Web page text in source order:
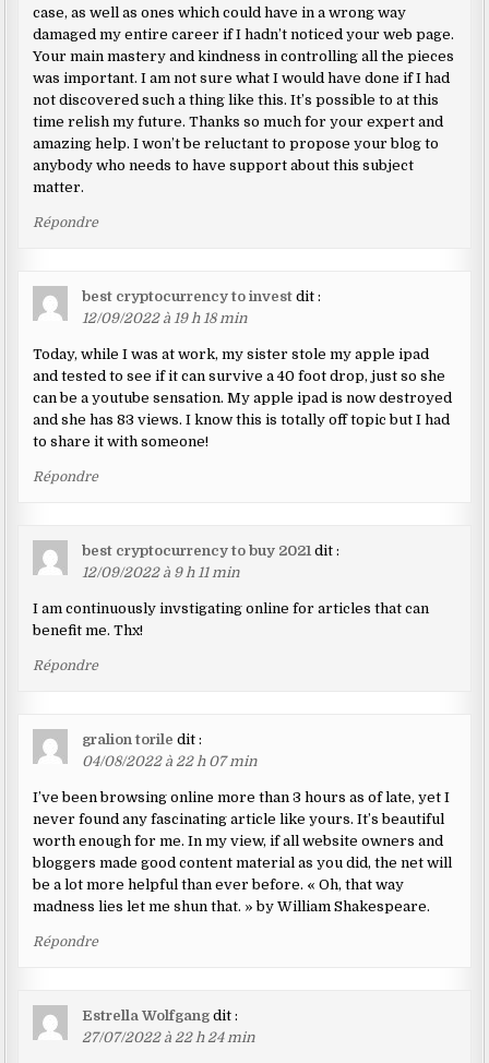
case, as well as ones which could have in a wrong way
damaged my entire career if I hadn’t noticed your web page.
Your main mastery and kindness in controlling all the pieces
was important. I am not sure what I would have done if I had
not discovered such a thing like this. It’s possible to at this
time relish my future. Thanks so much for your expert and
amazing help. I won’t be reluctant to propose your blog to
anybody who needs to have support about this subject
matter.
Répondre
best cryptocurrency to invest dit :
12/09/2022 à 19 h 18 min
Today, while I was at work, my sister stole my apple ipad
and tested to see if it can survive a 40 foot drop, just so she
can be a youtube sensation. My apple ipad is now destroyed
and she has 83 views. I know this is totally off topic but I had
to share it with someone!
Répondre
best cryptocurrency to buy 2021 dit :
12/09/2022 à 9 h 11 min
I am continuously invstigating online for articles that can
benefit me. Thx!
Répondre
gralion torile dit :
04/08/2022 à 22 h 07 min
I’ve been browsing online more than 3 hours as of late, yet I
never found any fascinating article like yours. It’s beautiful
worth enough for me. In my view, if all website owners and
bloggers made good content material as you did, the net will
be a lot more helpful than ever before. « Oh, that way
madness lies let me shun that. » by William Shakespeare.
Répondre
Estrella Wolfgang dit :
27/07/2022 à 22 h 24 min